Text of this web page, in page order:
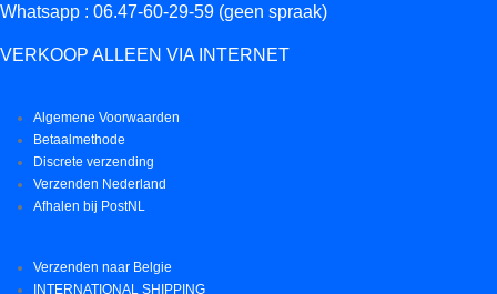
Whatsapp : 06.47-60-29-59 (geen spraak)
VERKOOP ALLEEN VIA INTERNET
Algemene Voorwaarden
Betaalmethode
Discrete verzending
Verzenden Nederland
Afhalen bij PostNL
Verzenden naar Belgie
INTERNATIONAL SHIPPING